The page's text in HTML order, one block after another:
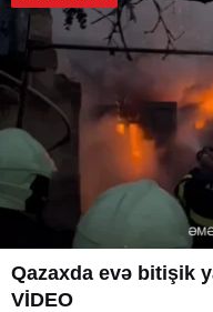
Qazaxda evə bitişik
VİDEO